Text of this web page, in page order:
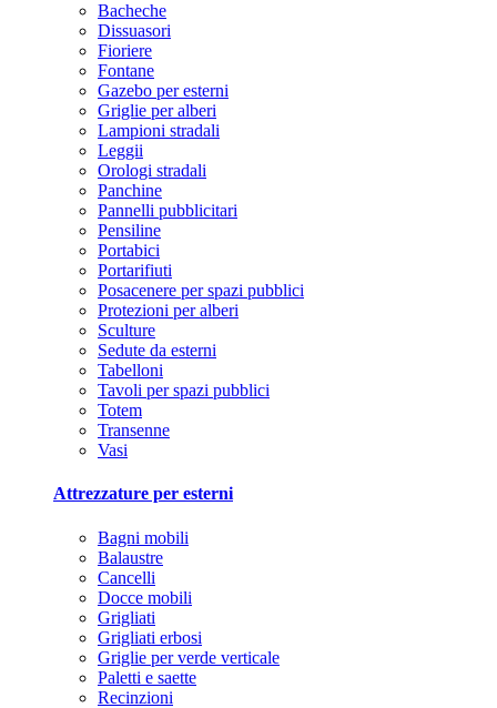
Bacheche
Dissuasori
Fioriere
Fontane
Gazebo per esterni
Griglie per alberi
Lampioni stradali
Leggii
Orologi stradali
Panchine
Pannelli pubblicitari
Pensiline
Portabici
Portarifiuti
Posacenere per spazi pubblici
Protezioni per alberi
Sculture
Sedute da esterni
Tabelloni
Tavoli per spazi pubblici
Totem
Transenne
Vasi
Attrezzature per esterni
Bagni mobili
Balaustre
Cancelli
Docce mobili
Grigliati
Grigliati erbosi
Griglie per verde verticale
Paletti e saette
Recinzioni